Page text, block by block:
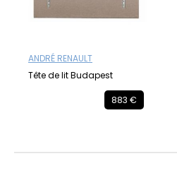
ANDRÉ RENAULT
Tête de lit Budapest
883 €